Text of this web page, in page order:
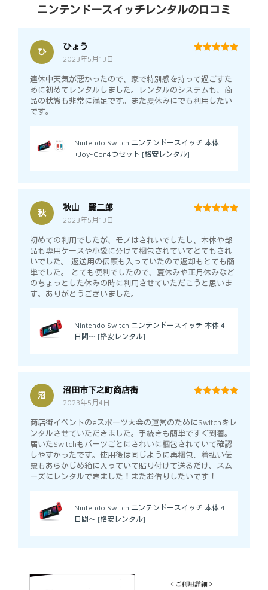
ニンテンドースイッチレンタルの口コミ
ひ
ひょう
2023年5月13日
連休中天気が悪かったので、家で特別感を持って過ごすた
めに初めてレンタルしました。レンタルのシステムも、商
品の状態も非常に満足です。また夏休みにでも利用したい
です。
Nintendo Switch ニンテンドースイッチ 本体
+Joy-Con4つセット [格安レンタル]
秋
秋山 賢二郎
2023年5月13日
初めての利用でしたが、モノはきれいでしたし、本体や部
品も専用ケースや小袋に分けて梱包されていてとてもきれ
いでした。 返送用の伝票も入っていたので返却もとても簡
単でした。 とても便利でしたので、夏休みや正月休みなど
のちょっとした休みの時に利用させていただこうと思いま
す。ありがとうございました。
Nintendo Switch ニンテンドースイッチ 本体 4
日間～ [格安レンタル]
沼
沼田市下之町商店街
2023年5月4日
商店街イベントのeスポーツ大会の運営のためにSwitchをレ
ンタルさせていただきました。手続きも簡単ですぐ到着。
届いたSwitchもパーツごとにきれいに梱包されていて確認
しやすかったです。使用後は同じように再梱包、着払い伝
票もあらかじめ箱に入っていて貼り付けて送るだけ、スム
ーズにレンタルできました！またお借りしたいです！
Nintendo Switch ニンテンドースイッチ 本体 4
日間～ [格安レンタル]